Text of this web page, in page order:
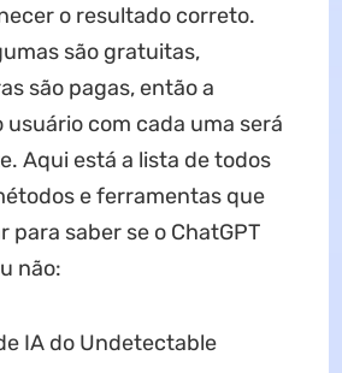
o resultado correto.
são gratuitas,
são pagas, então a
usuário com cada uma será
Aqui está a lista de todos
e ferramentas que
para saber se o ChatGPT
não:
IA do Undetectable